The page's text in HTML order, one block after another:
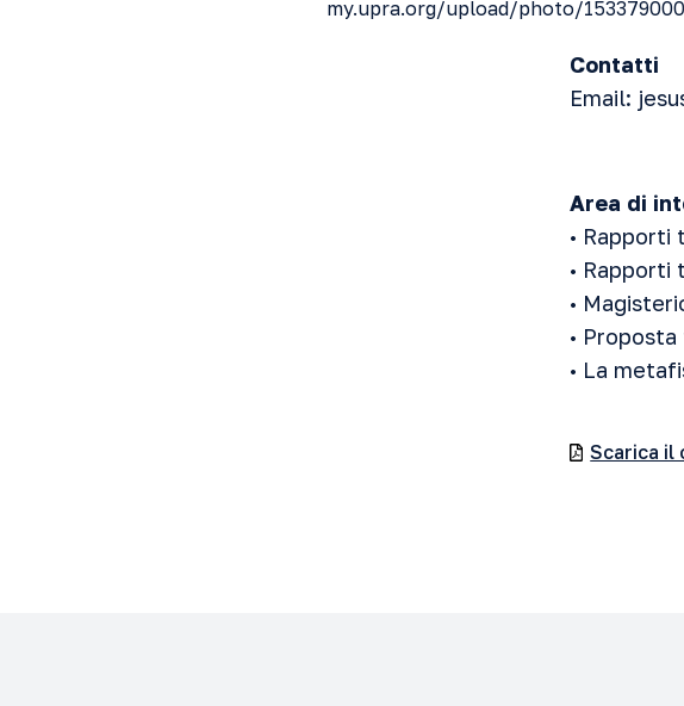
Contatti
Email:
Area di
• Rapporti
•
•
•
• La
Scarica il